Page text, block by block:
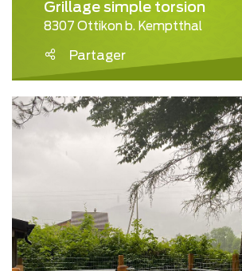
Grillage simple torsion
8307 Ottikon b. Kemptthal
Partager